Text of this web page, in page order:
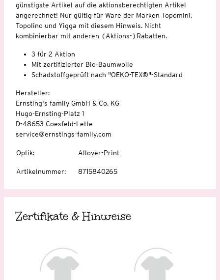
günstigste Artikel auf die aktionsberechtigten Artikel
angerechnet! Nur gültig für Ware der Marken Topomini,
Topolino und Yigga mit diesem Hinweis. Nicht
kombinierbar mit anderen (Aktions-)Rabatten.
3 für 2 Aktion
Mit zertifizierter Bio-Baumwolle
Schadstoffgeprüft nach "OEKO-TEX®"-Standard
Hersteller:
Ernsting's family GmbH & Co. KG
Hugo-Ernsting-Platz 1
D-48653 Coesfeld-Lette
service@ernstings-family.com
Optik: Allover-Print
Artikelnummer: 8715840265
Zertifikate & Hinweise